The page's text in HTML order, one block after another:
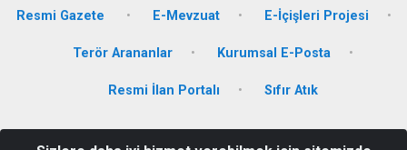
Resmi Gazete E-Mevzuat E-İçişleri Projesi
Terör Arananlar Kurumsal E-Posta
Resmi İlan Portalı Sıfır Atık